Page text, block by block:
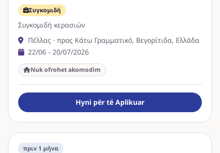
Συγκομιδή
Συγκομιδή κερασιών
Πέλλας · προς Κάτω Γραμματικό, Βεγορίτιδα, Ελλάδα
22/06 - 20/07/2026
Nuk ofrohet akomodim
Hyni për të Aplikuar
πριν 1 μήνα